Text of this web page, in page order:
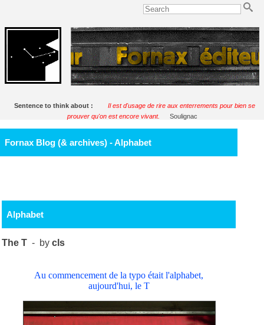
Sentence to think about :
Il est d'usage de rire aux enterrements pour bien se
prouver qu'on est encore vivant.
Soulignac
Fornax Blog (& archives) - Alphabet
Alphabet
The T - bycls
Au commencement de la typo était l'alphabet,
aujourd'hui, le T